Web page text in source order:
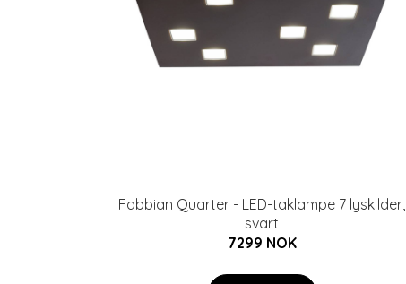
Fabbian Quarter - LED-taklampe 7 lyskilder,
svart
7299 NOK